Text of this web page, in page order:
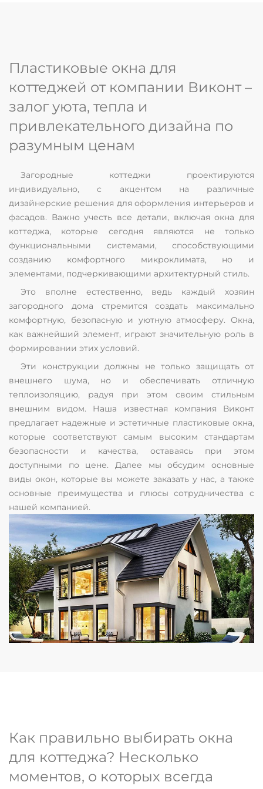
Пластиковые окна для
коттеджей от компании Виконт –
залог уюта, тепла и
привлекательного дизайна по
разумным ценам
Загородные коттеджи проектируются
индивидуально, с акцентом на различные
дизайнерские решения для оформления интерьеров и
фасадов. Важно учесть все детали, включая окна для
коттеджа, которые сегодня являются не только
функциональными системами, способствующими
созданию комфортного микроклимата, но и
элементами, подчеркивающими архитектурный стиль.
Это вполне естественно, ведь каждый хозяин
загородного дома стремится создать максимально
комфортную, безопасную и уютную атмосферу. Окна,
как важнейший элемент, играют значительную роль в
формировании этих условий.
Эти конструкции должны не только защищать от
внешнего шума, но и обеспечивать отличную
теплоизоляцию, радуя при этом своим стильным
внешним видом. Наша известная компания Виконт
предлагает надежные и эстетичные пластиковые окна,
которые соответствуют самым высоким стандартам
безопасности и качества, оставаясь при этом
доступными по цене. Далее мы обсудим основные
виды окон, которые вы можете заказать у нас, а также
основные преимущества и плюсы сотрудничества с
нашей компанией.
Как правильно выбирать окна
для коттеджа? Несколько
моментов, о которых всегда